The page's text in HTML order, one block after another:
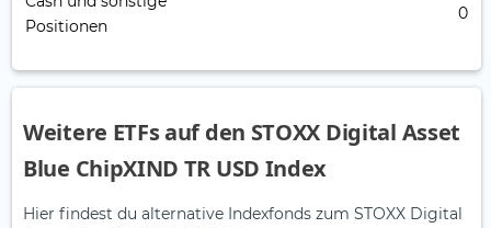
Positionen
0
Weitere ETFs auf den STOXX Digital Asset
Blue ChipXIND TR USD Index
Hier findest du alternative Indexfonds zum STOXX Digital